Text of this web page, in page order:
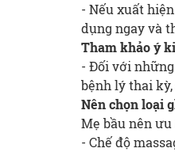
- Nếu xuất
dụng ngay và
Tham khảo ý
- Đối với
bệnh lý thai
Nên chọn loại
Mẹ bầu nên ưu
- Chế độ